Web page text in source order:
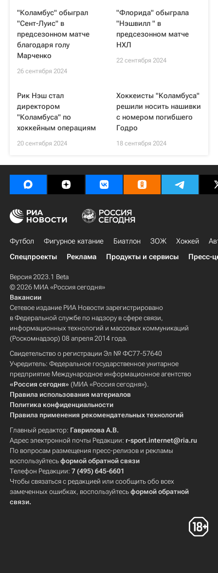
"Коламбус" обыграл
"Сент-Луис" в
предсезонном матче
благодаря голу
Марченко
26 сентября 2024
"Флорида" обыграла
"Нэшвилл " в
предсезонном матче
НХЛ
22 сентября 2024
Рик Нэш стал
директором
"Коламбуса" по
хоккейным операциям
20 сентября 2024
Хоккеисты "Коламбуса"
решили носить нашивки
с номером погибшего
Годро
18 сентября 2024
Футбол Фигурное катание Биатлон ЗОЖ Хоккей
Спецпроекты
Реклама Продукты и сервисы Пресс-
Версия 2023.1 Beta
© 2026 МИА «Россия сегодня»
Вакансии
Сетевое издание РИА Новости зарегистрировано
в Федеральной службе по надзору в сфере связи,
информационных технологий и массовых коммуникаций
(Роскомнадзор) 08 апреля 2014 года.
Свидетельство о регистрации Эл № ФС77-57640
Учредитель: Федеральное государственное унитарное
предприятие Международное информационное агентство
«Россия сегодня» (МИА «Россия сегодня»).
Правила использования материалов
Политика конфиденциальности
Правила применения рекомендательных технологий
Главный редактор: Гаврилова А.В.
Адрес электронной почты Редакции: r-sport.internet@ria.ru
По вопросам размещения пресс-релизов и рекламы
воспользуйтесьформой обратной связи
Телефон Редакции: 7 (495) 645-6601
Чтобы связаться с редакцией или сообщить обо всех
замеченных ошибках, воспользуйтесьформой обратной
связи.